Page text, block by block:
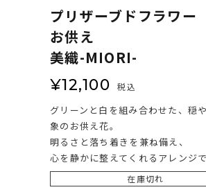
プリザーブドフラワー
お供え
美織-MIORI-
¥12,100 税込
グリーンと白を組み合わせた、穏
象のお供え花。
明るさと落ち着きを兼ね備え、
心を静かに整えてくれるアレンジで
在庫切れ